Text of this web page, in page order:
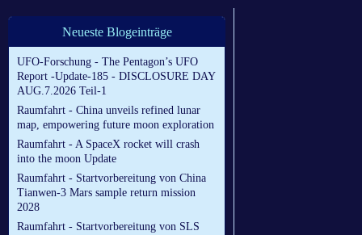
Neueste Blogeinträge
UFO-Forschung - The Pentagon’s UFO
Report -Update-185 - DISCLOSURE DAY
AUG.7.2026 Teil-1
Raumfahrt - China unveils refined lunar
map, empowering future moon exploration
Raumfahrt - A SpaceX rocket will crash
into the moon Update
Raumfahrt - Startvorbereitung von China
Tianwen-3 Mars sample return mission
2028
Raumfahrt - Startvorbereitung von SLS